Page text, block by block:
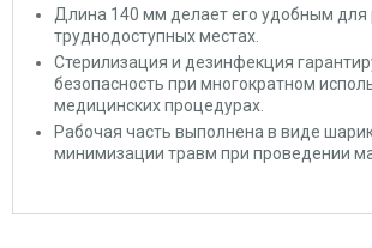
Длина 140 мм делает его удобным для
труднодоступных местах.
Стерилизация и дезинфекция
безопасность при многократном
медицинских процедурах.
Рабочая часть выполнена в виде
минимизации травм при проведении